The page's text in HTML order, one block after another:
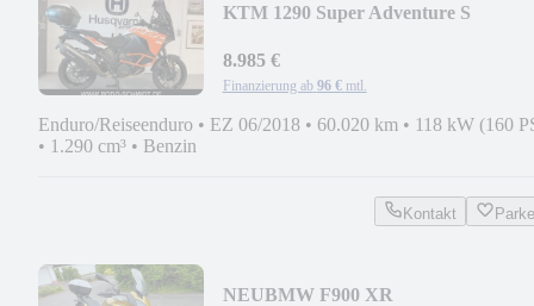
KTM 1290 Super Adventure S
8.985 €
Finanzierung ab 96 € mtl.
Enduro/Reiseenduro • EZ 06/2018 • 60.020 km • 118 kW (160
• 1.290 cm³ • Benzin
Kontakt
NEUBMW F900 XR